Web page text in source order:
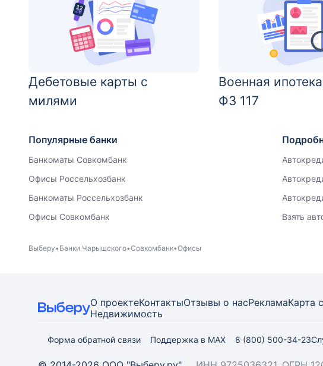
Дебетовые карты с
милями
Военная
ФЗ 117
Популярные банки
Банкоматы Совкомбанк
Офисы Россельхозбанк
Банкоматы Россельхозбанк
Офисы Совкомбанк
Взять
Выберу Банки Чарышского Совкомбанк Офисы
О проектеКонтактыОтзывы о насРекламаКарта
Недвижимость
Форма обратной связи Поддержка в MAX 8 (800) 500-34-23